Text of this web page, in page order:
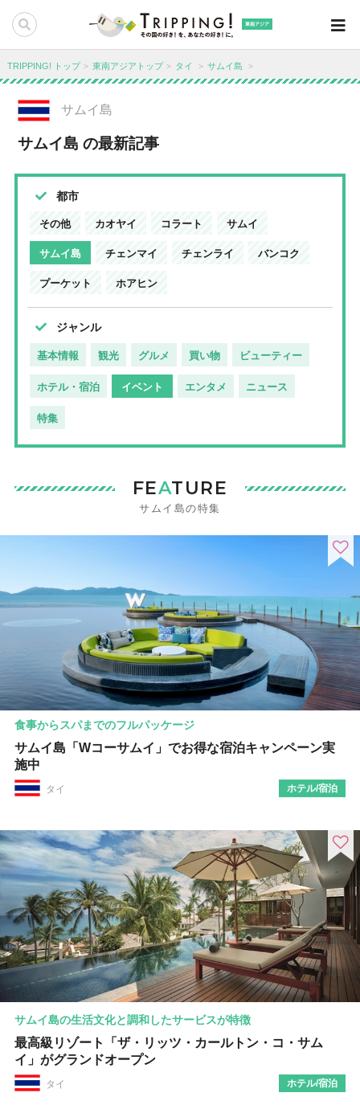
東南アジア
TRIPPING! トップ 東南アジアトップ タイ サムイ島
サムイ島
サムイ島 の最新記事
都市
その他 カオヤイ コラート サムイ
サムイ島 チェンマイ チェンライ バンコク
プーケット ホアヒン
ジャンル
基本情報 観光 グルメ 買い物 ビューティー
ホテル・宿泊 イベント エンタメ ニュース
特集
FEATURE
サムイ島の特集
食事からスパまでのフルパッケージ
サムイ島「Wコーサムイ」でお得な宿泊キャンペーン実
施中
タイ ホテル/宿泊
サムイ島の生活文化と調和したサービスが特徴
最高級リゾート「ザ・リッツ・カールトン・コ・サム
イ」がグランドオープン
タイ ホテル/宿泊